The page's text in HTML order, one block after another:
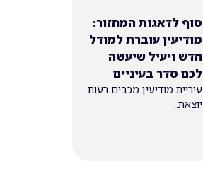
סוף לדאגות המחזור:
מודיעין עוברת למודל
חדש ויעיל שיעשה
לכם סדר בעיניים
עיריית מודיעין מכבים רעות
יוצאת...